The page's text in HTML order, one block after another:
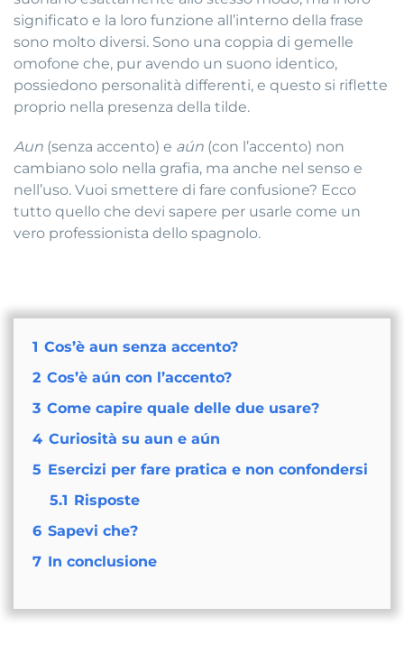
significato e la loro funzione all’interno della frase
sono molto diversi. Sono una coppia di gemelle
omofone che, pur avendo un suono identico,
possiedono personalità differenti, e questo si riflette
proprio nella presenza della tilde.
Aun (senza accento) e aún (con l’accento) non
cambiano solo nella grafia, ma anche nel senso e
nell’uso. Vuoi smettere di fare confusione? Ecco
tutto quello che devi sapere per usarle come un
vero professionista dello spagnolo.
1 Cos’è aun senza accento?
2 Cos’è aún con l’accento?
3 Come capire quale delle due usare?
4 Curiosità su aun e aún
5 Esercizi per fare pratica e non confondersi
5.1 Risposte
6 Sapevi che?
7 In conclusione